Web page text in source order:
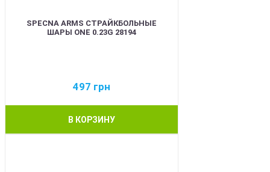
SPECNA ARMS СТРАЙКБОЛЬНЫЕ
ШАРЫ ONE 0.23G 28194
497 грн
В КОРЗИНУ